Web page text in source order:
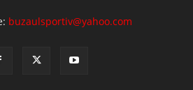
buzaulsportiv@yahoo.com